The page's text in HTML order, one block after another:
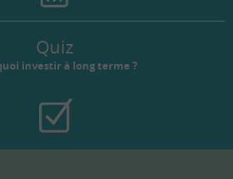
Quiz
investir à long terme ?